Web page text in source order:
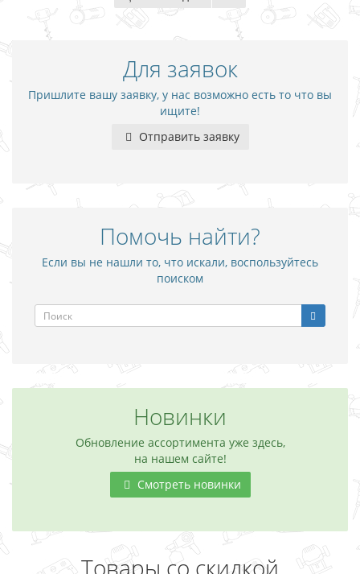
Для заявок
Пришлите вашу заявку, у нас возможно есть то что вы
ищите!
Отправить заявку
Помочь найти?
Если вы не нашли то, что искали, воспользуйтесь
поиском
Новинки
Обновление ассортимента уже здесь,
на нашем сайте!
Смотреть новинки
Товары со скидкой